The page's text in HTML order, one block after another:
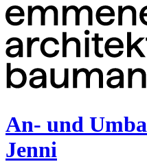
An- und
Jenni